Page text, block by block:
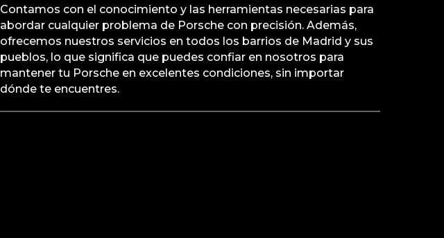
Contamos con el conocimiento y las herramientas necesarias para
abordar cualquier problema de Porsche con precisión. Además,
ofrecemos nuestros servicios en todos los barrios de Madrid y sus
pueblos, lo que significa que puedes confiar en nosotros para
mantener tu Porsche en excelentes condiciones, sin importar
dónde te encuentres.